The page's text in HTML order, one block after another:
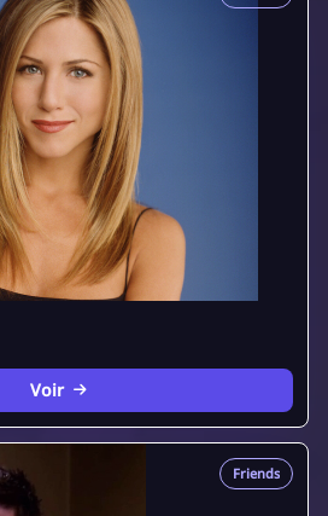
Voir
Friends